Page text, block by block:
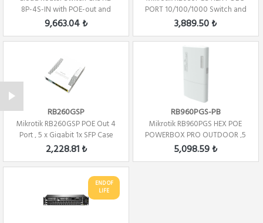
8P-4S-IN with POE-out and
with RouterOS L5
9,663.04 ₺
PORT 10/100/1000 Switch and
Router POE...
3,889.50 ₺
RB260GSP
Mikrotik RB260GSP POE Out 4
Port , 5 x Gigabit 1x SFP Case
SwOS ...
2,228.81 ₺
RB960PGS-PB
Mikrotik RB960PGS HEX POE
POWERBOX PRO OUTDOOR ,5
PORT 10/100/100...
5,098.59 ₺
END OF
LIFE